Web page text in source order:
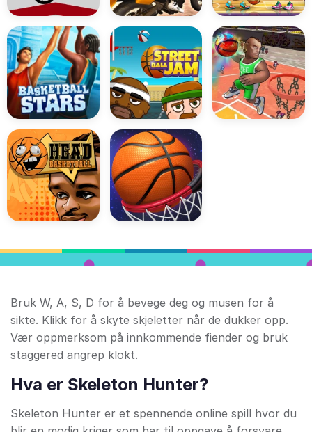
Bruk W, A, S, D for å bevege deg og musen for å
sikte. Klikk for å skyte skjeletter når de dukker opp.
Vær oppmerksom på innkommende fiender og bruk
staggered angrep klokt.
Hva er Skeleton Hunter?
Skeleton Hunter er et spennende online spill hvor du